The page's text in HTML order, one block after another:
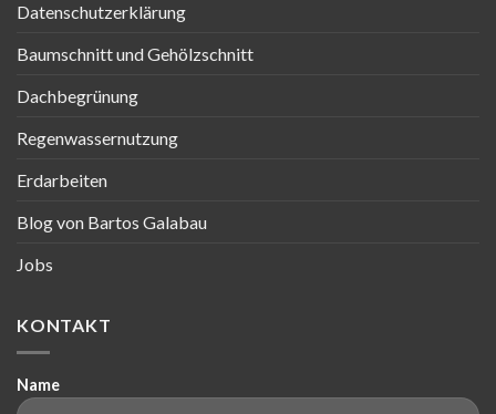
Datenschutzerklärung
Baumschnitt und Gehölzschnitt
Dachbegrünung
Regenwassernutzung
Erdarbeiten
Blog von Bartos Galabau
Jobs
KONTAKT
Name